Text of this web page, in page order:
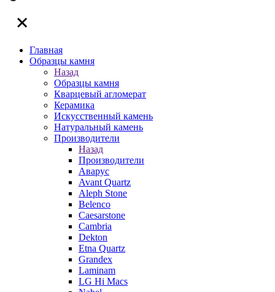
Главная
Образцы камня
Назад
Образцы камня
Кварцевый агломерат
Керамика
Искусственный камень
Натуральный камень
Производители
Назад
Производители
Аварус
Avant Quartz
Aleph Stone
Belenco
Caesarstone
Cambria
Dekton
Etna Quartz
Grandex
Laminam
LG Hi Macs